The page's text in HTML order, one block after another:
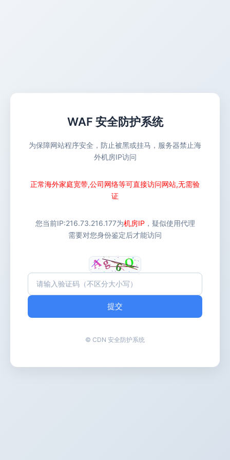
WAF 安全防护系统
为保障网站程序安全，防止被黑或挂马，服务器禁止海
外机房IP访问
正常海外家庭宽带,公司网络等可直接访问网站,无需验
证
您当前IP:216.73.216.177为机房IP ，疑似使用代理
需要对您身份鉴定后才能访问
提交
© CDN 安全防护系统